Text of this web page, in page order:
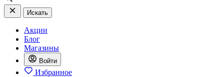
Искать
Акции
Блог
Магазины
Войти
Избранное